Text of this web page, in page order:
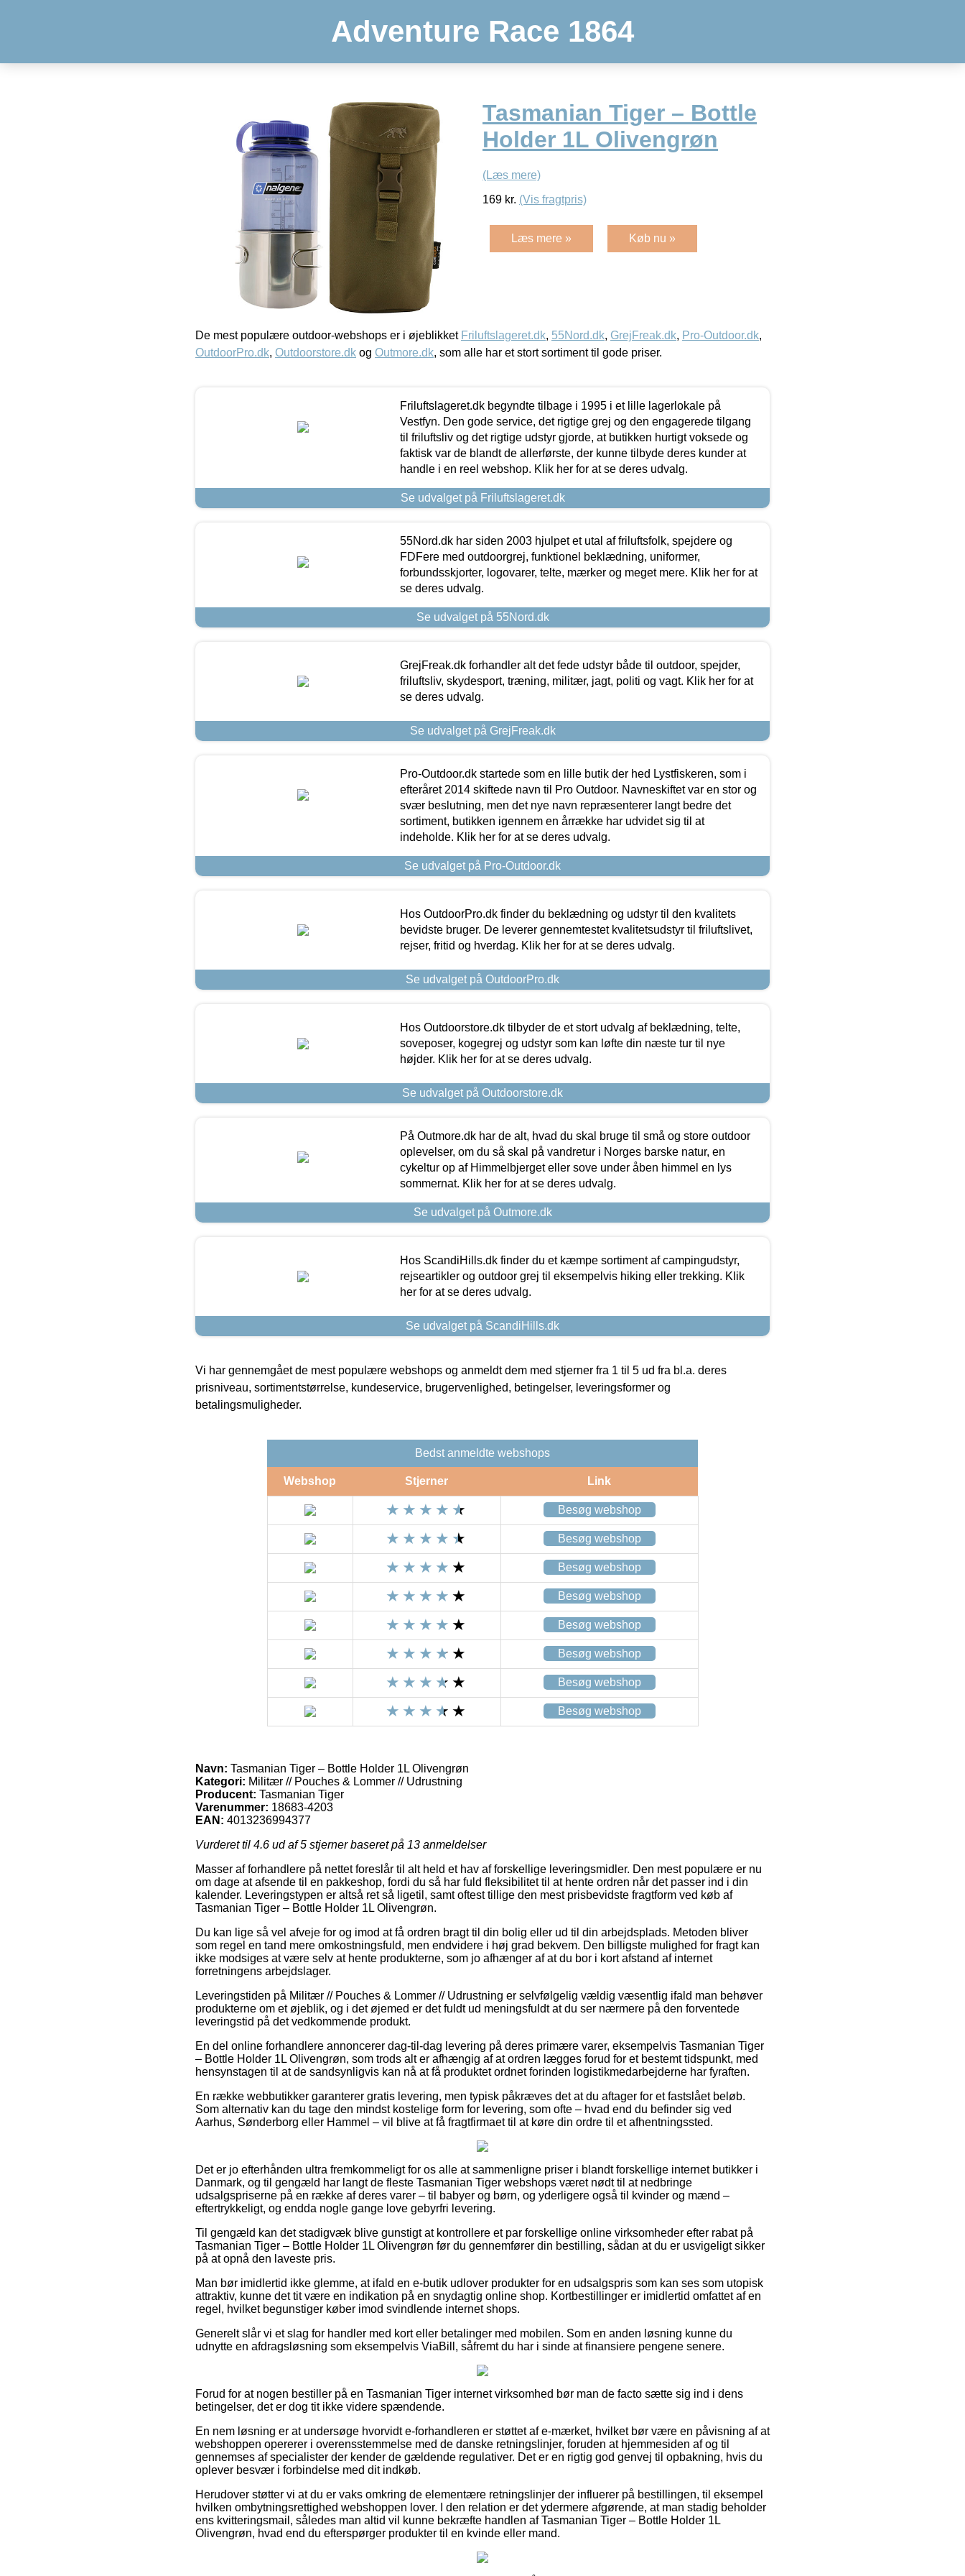
Adventure Race 1864
Tasmanian Tiger – Bottle
Holder 1L Olivengrøn
(Læs mere)
169 kr. (Vis fragtpris)
Læs mere » Køb nu »
De mest populære outdoor-webshops er i øjeblikket Friluftslageret.dk, 55Nord.dk, GrejFreak.dk, Pro-Outdoor.dk,
OutdoorPro.dk, Outdoorstore.dk og Outmore.dk, som alle har et stort sortiment til gode priser.
Friluftslageret.dk begyndte tilbage i 1995 i et lille lagerlokale på
Vestfyn. Den gode service, det rigtige grej og den engagerede tilgang
til friluftsliv og det rigtige udstyr gjorde, at butikken hurtigt voksede og
faktisk var de blandt de allerførste, der kunne tilbyde deres kunder at
handle i en reel webshop. Klik her for at se deres udvalg.
Se udvalget på Friluftslageret.dk
55Nord.dk har siden 2003 hjulpet et utal af friluftsfolk, spejdere og
FDFere med outdoorgrej, funktionel beklædning, uniformer,
forbundsskjorter, logovarer, telte, mærker og meget mere. Klik her for at
se deres udvalg.
Se udvalget på 55Nord.dk
GrejFreak.dk forhandler alt det fede udstyr både til outdoor, spejder,
friluftsliv, skydesport, træning, militær, jagt, politi og vagt. Klik her for at
se deres udvalg.
Se udvalget på GrejFreak.dk
Pro-Outdoor.dk startede som en lille butik der hed Lystfiskeren, som i
efteråret 2014 skiftede navn til Pro Outdoor. Navneskiftet var en stor og
svær beslutning, men det nye navn repræsenterer langt bedre det
sortiment, butikken igennem en årrække har udvidet sig til at
indeholde. Klik her for at se deres udvalg.
Se udvalget på Pro-Outdoor.dk
Hos OutdoorPro.dk finder du beklædning og udstyr til den kvalitets
bevidste bruger. De leverer gennemtestet kvalitetsudstyr til friluftslivet,
rejser, fritid og hverdag. Klik her for at se deres udvalg.
Se udvalget på OutdoorPro.dk
Hos Outdoorstore.dk tilbyder de et stort udvalg af beklædning, telte,
soveposer, kogegrej og udstyr som kan løfte din næste tur til nye
højder. Klik her for at se deres udvalg.
Se udvalget på Outdoorstore.dk
På Outmore.dk har de alt, hvad du skal bruge til små og store outdoor
oplevelser, om du så skal på vandretur i Norges barske natur, en
cykeltur op af Himmelbjerget eller sove under åben himmel en lys
sommernat. Klik her for at se deres udvalg.
Se udvalget på Outmore.dk
Hos ScandiHills.dk finder du et kæmpe sortiment af campingudstyr,
rejseartikler og outdoor grej til eksempelvis hiking eller trekking. Klik
her for at se deres udvalg.
Se udvalget på ScandiHills.dk
Vi har gennemgået de mest populære webshops og anmeldt dem med stjerner fra 1 til 5 ud fra bl.a. deres
prisniveau, sortimentstørrelse, kundeservice, brugervenlighed, betingelser, leveringsformer og
betalingsmuligheder.
Bedst anmeldte webshops
Webshop Stjerner Link
Besøg webshop
Besøg webshop
Besøg webshop
Besøg webshop
Besøg webshop
Besøg webshop
Besøg webshop
Besøg webshop
Navn: Tasmanian Tiger – Bottle Holder 1L Olivengrøn
Kategori: Militær // Pouches & Lommer // Udrustning
Producent: Tasmanian Tiger
Varenummer: 18683-4203
EAN: 4013236994377
Vurderet til 4.6 ud af 5 stjerner baseret på 13 anmeldelser
Masser af forhandlere på nettet foreslår til alt held et hav af forskellige leveringsmidler. Den mest populære er nu
om dage at afsende til en pakkeshop, fordi du så har fuld fleksibilitet til at hente ordren når det passer ind i din
kalender. Leveringstypen er altså ret så ligetil, samt oftest tillige den mest prisbevidste fragtform ved køb af
Tasmanian Tiger – Bottle Holder 1L Olivengrøn.
Du kan lige så vel afveje for og imod at få ordren bragt til din bolig eller ud til din arbejdsplads. Metoden bliver
som regel en tand mere omkostningsfuld, men endvidere i høj grad bekvem. Den billigste mulighed for fragt kan
ikke modsiges at være selv at hente produkterne, som jo afhænger af at du bor i kort afstand af internet
forretningens arbejdslager.
Leveringstiden på Militær // Pouches & Lommer // Udrustning er selvfølgelig vældig væsentlig ifald man behøver
produkterne om et øjeblik, og i det øjemed er det fuldt ud meningsfuldt at du ser nærmere på den forventede
leveringstid på det vedkommende produkt.
En del online forhandlere annoncerer dag-til-dag levering på deres primære varer, eksempelvis Tasmanian Tiger
– Bottle Holder 1L Olivengrøn, som trods alt er afhængig af at ordren lægges forud for et bestemt tidspunkt, med
hensynstagen til at de sandsynligvis kan nå at få produktet ordnet forinden logistikmedarbejderne har fyraften.
En række webbutikker garanterer gratis levering, men typisk påkræves det at du aftager for et fastslået beløb.
Som alternativ kan du tage den mindst kostelige form for levering, som ofte – hvad end du befinder sig ved
Aarhus, Sønderborg eller Hammel – vil blive at få fragtfirmaet til at køre din ordre til et afhentningssted.
Det er jo efterhånden ultra fremkommeligt for os alle at sammenligne priser i blandt forskellige internet butikker i
Danmark, og til gengæld har langt de fleste Tasmanian Tiger webshops været nødt til at nedbringe
udsalgspriserne på en række af deres varer – til babyer og børn, og yderligere også til kvinder og mænd –
eftertrykkeligt, og endda nogle gange love gebyrfri levering.
Til gengæld kan det stadigvæk blive gunstigt at kontrollere et par forskellige online virksomheder efter rabat på
Tasmanian Tiger – Bottle Holder 1L Olivengrøn før du gennemfører din bestilling, sådan at du er usvigeligt sikker
på at opnå den laveste pris.
Man bør imidlertid ikke glemme, at ifald en e-butik udlover produkter for en udsalgspris som kan ses som utopisk
attraktiv, kunne det tit være en indikation på en snydagtig online shop. Kortbestillinger er imidlertid omfattet af en
regel, hvilket begunstiger køber imod svindlende internet shops.
Generelt slår vi et slag for handler med kort eller betalinger med mobilen. Som en anden løsning kunne du
udnytte en afdragsløsning som eksempelvis ViaBill, såfremt du har i sinde at finansiere pengene senere.
Forud for at nogen bestiller på en Tasmanian Tiger internet virksomhed bør man de facto sætte sig ind i dens
betingelser, det er dog tit ikke videre spændende.
En nem løsning er at undersøge hvorvidt e-forhandleren er støttet af e-mærket, hvilket bør være en påvisning af at
webshoppen opererer i overensstemmelse med de danske retningslinjer, foruden at hjemmesiden af og til
gennemses af specialister der kender de gældende regulativer. Det er en rigtig god genvej til opbakning, hvis du
oplever besvær i forbindelse med dit indkøb.
Herudover støtter vi at du er vaks omkring de elementære retningslinjer der influerer på bestillingen, til eksempel
hvilken ombytningsrettighed webshoppen lover. I den relation er det ydermere afgørende, at man stadig beholder
ens kvitteringsmail, således man altid vil kunne bekræfte handlen af Tasmanian Tiger – Bottle Holder 1L
Olivengrøn, hvad end du efterspørger produkter til en kvinde eller mand.